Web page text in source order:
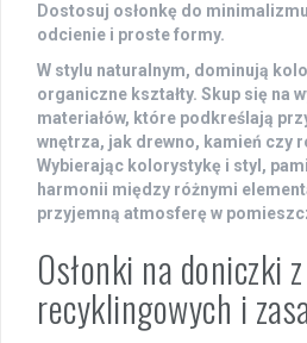
Dostosuj osłonkę do
odcienie i proste formy.
W stylu naturalnym, dominują
organiczne kształty. Skup się na
materiałów, które podkreślają
wnętrza, jak drewno, kamień czy
Wybierając kolorystykę i styl,
harmonii między różnymi
przyjemną atmosferę w
Osłonki na doniczki
recyklingowych i